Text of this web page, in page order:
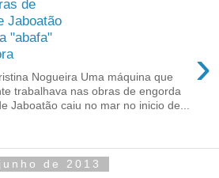
de
Jaboatão
"abafa"
›
Nogueira Uma máquina que
trabalhava nas obras de engorda
Jaboatão caiu no mar no inicio de...
de 2013